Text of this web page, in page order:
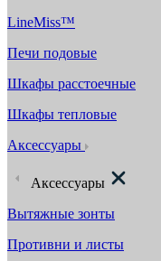
LineMiss™
Печи подовые
Шкафы расстоечные
Шкафы тепловые
Аксессуары
Аксессуары
Вытяжные зонты
Противни и листы